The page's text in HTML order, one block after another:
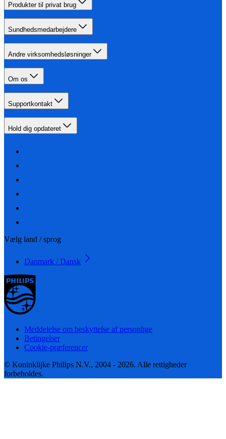
Produkter til privat brug
Sundhedsmedarbejdere
Andre virksomhedsløsninger
Om os
Supportkontakt
Hold dig opdateret
Vælg land / sprog
Danmark / Dansk
Meddelelse om beskyttelse af personlige
Betingelser
Cookie-præferencer
© Koninklijke Philips N.V., 2004 - 2026. Alle rettigheder
forbeholdes.